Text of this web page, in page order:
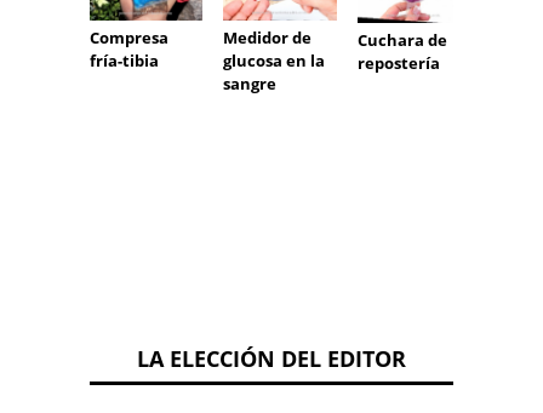
Compresa
fría-tibia
Medidor de
glucosa en la
sangre
Cuchara de
repostería
LA ELECCIÓN DEL EDITOR